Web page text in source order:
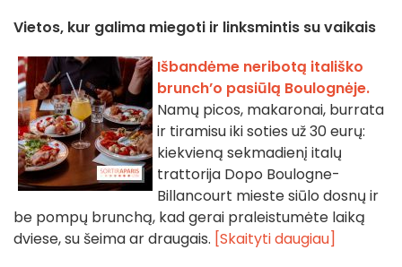
Vietos, kur galima miegoti ir linksmintis su vaikais
Išbandėme neribotą itališko
brunch’o pasiūlą Boulognėje.
Namų picos, makaronai, burrata
ir tiramisu iki soties už 30 eurų:
kiekvieną sekmadienį italų
trattorija Dopo Boulogne-
Billancourt mieste siūlo dosnų ir
be pompų brunchą, kad gerai praleistumėte laiką
dviese, su šeima ar draugais. [Skaityti daugiau]